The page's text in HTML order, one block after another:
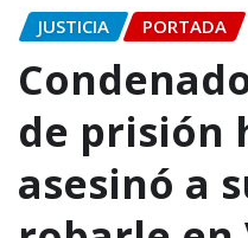
JUSTICIA PORTADA
de prisión
asesinó a